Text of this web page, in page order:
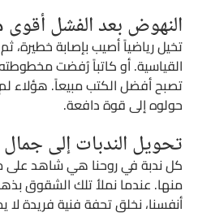
النهوض بعد الفشل
تخيل رياضياً أصيب بإصابة خطيرة،
القياسية. أو كاتباً رُفضت
تصبح أفضل الكتب مبيعاً. هؤلاء
حولوه إلى قوة دافعة.
تحويل الندبات إلى
كل ندبة في روحنا هي شاهد على
منها. عندما نملأ تلك الشقوق
أنفسنا، نخلق تحفة فنية فريدة لا